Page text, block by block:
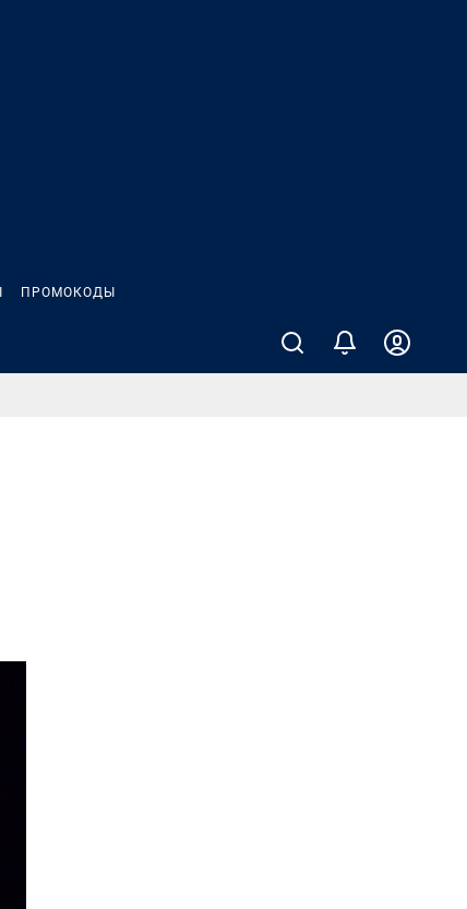
ПРОМОКОДЫ